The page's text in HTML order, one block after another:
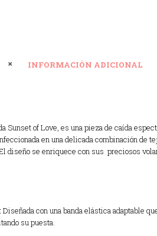
INFORMACIÓN ADICIONAL
Sunset of Love, es una pieza de caída
en una delicada combinación de
diseño se enriquece con sus preciosos
Diseñada con una banda elástica adaptable
su puesta.